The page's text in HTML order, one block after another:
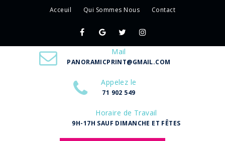
Acceuil Qui Sommes Nous Contact
Mail
PANORAMICPRINT@GMAIL.COM
Appelez le
71 902 549
Horaire de Travail
9H-17H SAUF DIMANCHE ET FÊTES